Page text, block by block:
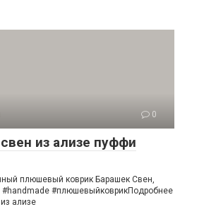
0
из ализе пуффи
плюшевый коврик Барашек Свен,
#handmade #плюшевыйковрикПодробнее
ализе